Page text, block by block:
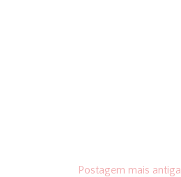
Postagem mais antiga